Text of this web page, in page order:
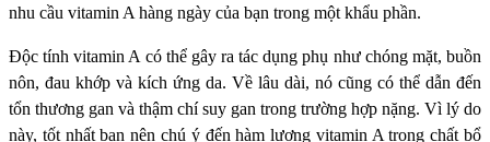
nhu cầu vitamin A hàng ngày của bạn trong một khẩu phần.
Độc tính vitamin A có thể gây ra tác dụng phụ như chóng mặt, buồn
nôn, đau khớp và kích ứng da. Về lâu dài, nó cũng có thể dẫn đến
tổn thương gan và thậm chí suy gan trong trường hợp nặng. Vì lý do
này, tốt nhất bạn nên chú ý đến hàm lượng vitamin A trong chất bổ